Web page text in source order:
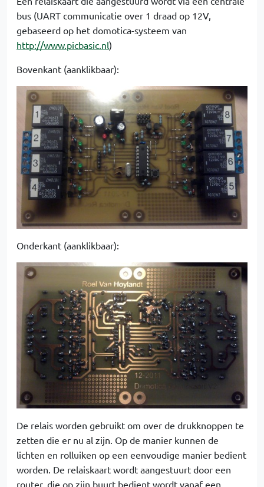
bus (UART communicatie over 1 draad op 12V,
gebaseerd op het domotica-systeem van
http://www.picbasic.nl)
Bovenkant (aanklikbaar):
Onderkant (aanklikbaar):
De relais worden gebruikt om over de drukknoppen te
zetten die er nu al zijn. Op de manier kunnen de
lichten en rolluiken op een eenvoudige manier bedient
worden. De relaiskaart wordt aangestuurt door een
router, die op zijn buurt bedient wordt vanaf een